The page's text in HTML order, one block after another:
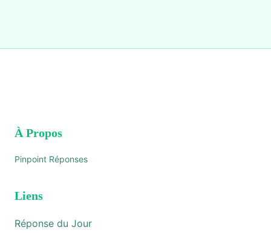
À Propos
Pinpoint Réponses
Liens
Réponse du Jour